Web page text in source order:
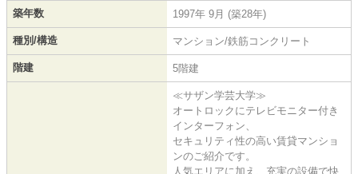
築年数 1997年 9月 (築28年)
種別/構造 マンション/鉄筋コンクリート
階建 5階建
≪サザン学芸大学≫
オートロックにテレビモニター付き
インターフォン、
セキュリティ性の高い賃貸マンショ
ンのご紹介です。
人気エリアに加え、充実の設備で快